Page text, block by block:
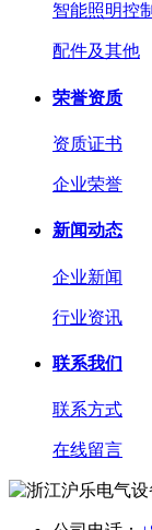
智能照明控
配件及其他
荣誉资质
资质证书
企业荣誉
新闻动态
企业新闻
行业资讯
联系我们
联系方式
在线留言